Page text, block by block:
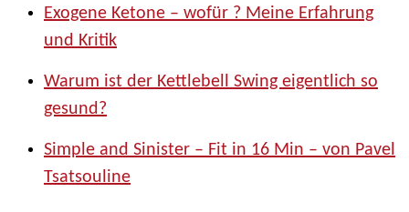
Exogene Ketone – wofür ? Meine Erfahrung
und Kritik
Warum ist der Kettlebell Swing eigentlich so
gesund?
Simple and Sinister – Fit in 16 Min – von Pavel
Tsatsouline